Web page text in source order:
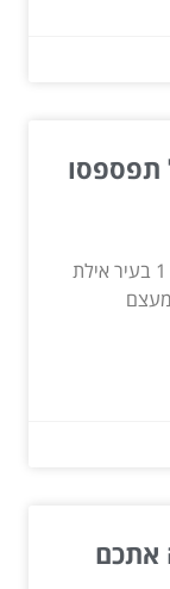
תפספסו
איימקס – מרכז הבילויים והאטרקציות מס' 1 בעיר אילת
מעצם
אתכם